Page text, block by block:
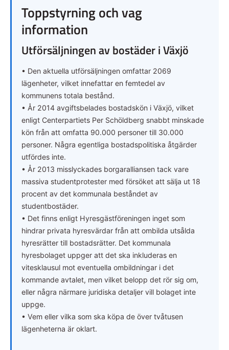
Toppstyrning och vag
information
Utförsäljningen av bostäder i Växjö
• Den aktuella utförsäljningen omfattar 2069
lägenheter, vilket innefattar en femtedel av
kommunens totala bestånd.
• År 2014 avgiftsbelades bostadskön i Växjö, vilket
enligt Centerpartiets Per Schöldberg snabbt minskade
kön från att omfatta 90.000 personer till 30.000
personer. Några egentliga bostadspolitiska åtgärder
utfördes inte.
• År 2013 misslyckades borgaralliansen tack vare
massiva studentprotester med försöket att sälja ut 18
procent av det kommunala beståndet av
studentbostäder.
• Det finns enligt Hyresgästföreningen inget som
hindrar privata hyresvärdar från att ombilda utsålda
hyresrätter till bostadsrätter. Det kommunala
hyresbolaget uppger att det ska inkluderas en
vitesklausul mot eventuella ombildningar i det
kommande avtalet, men vilket belopp det rör sig om,
eller några närmare juridiska detaljer vill bolaget inte
uppge.
• Vem eller vilka som ska köpa de över tvåtusen
lägenheterna är oklart.